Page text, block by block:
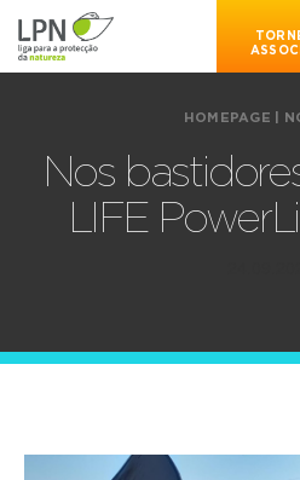
HOMEPAGE
Nos
LIFE